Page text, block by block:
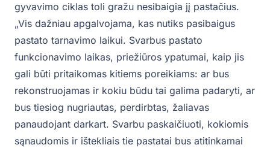
gyvavimo ciklas toli gražu nesibaigia jį pastačius.
„Vis dažniau apgalvojama, kas nutiks pasibaigus
pastato tarnavimo laikui. Svarbus pastato
funkcionavimo laikas, priežiūros ypatumai, kaip jis
gali būti pritaikomas kitiems poreikiams: ar bus
rekonstruojamas ir kokiu būdu tai galima padaryti, ar
bus tiesiog nugriautas, perdirbtas, žaliavas
panaudojant darkart. Svarbu paskaičiuoti, kokiomis
sąnaudomis ir ištekliais tie pastatai bus atitinkamai